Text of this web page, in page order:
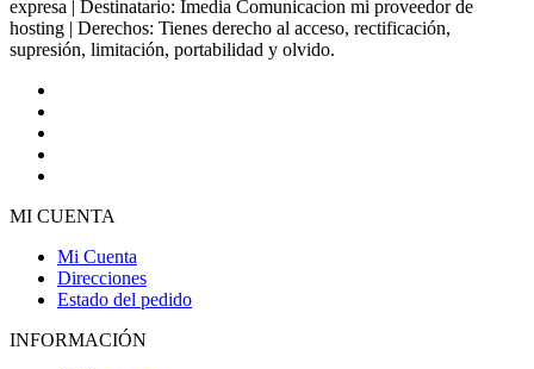
expresa | Destinatario: Imedia Comunicacion mi proveedor de
hosting | Derechos: Tienes derecho al acceso, rectificación,
supresión, limitación, portabilidad y olvido.
MI CUENTA
Mi Cuenta
Direcciones
Estado del pedido
INFORMACIÓN